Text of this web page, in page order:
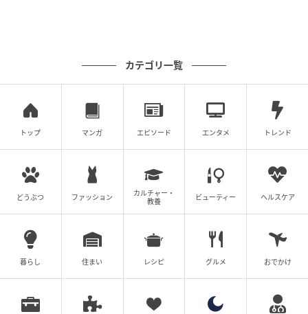
次の記事
#1 「お疲れ〜♡」遅刻するなら連絡して！
この女、ナメてます
の記事をもっとみる
カテゴリ一覧
トップ マンガ エピソード エンタメ トレンド
どうぶつ ファッション
カルチャー・
教養
ビューティー ヘルスケア
暮らし 住まい レシピ グルメ おでかけ